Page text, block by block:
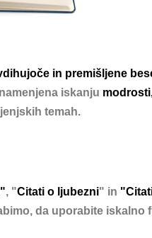
in premišljene
iskanju modrosti
temah.
", "Citati o ljubezni" in
da uporabite iskalno